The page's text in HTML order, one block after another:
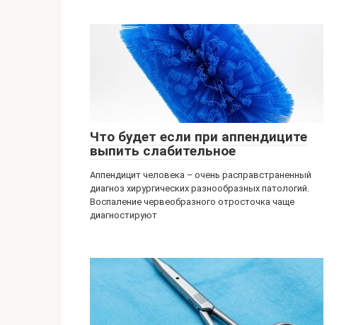
Что будет если при аппендиците
выпить слабительное
Аппендицит человека – очень расправстраненный
диагноз хирургических разнообразных патологий.
Воспаление червеобразного отросточка чаще
диагностируют